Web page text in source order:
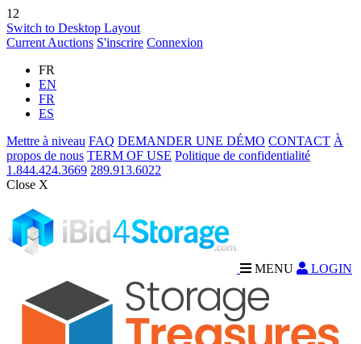
12
Switch to Desktop Layout
Current Auctions S'inscrire Connexion
FR
EN
FR
ES
Mettre à niveau FAQ DEMANDER UNE DÉMO CONTACT À
propos de nous TERM OF USE Politique de confidentialité
1.844.424.3669 289.913.6022
Close X
MENU LOGIN